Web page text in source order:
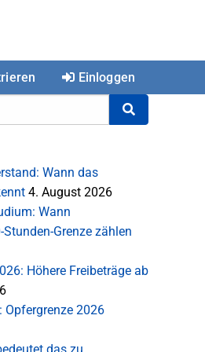
Einloggen
Wann das
4. August 2026
Wann
Grenze zählen
Höhere Freibeträge ab
Opfergrenze 2026